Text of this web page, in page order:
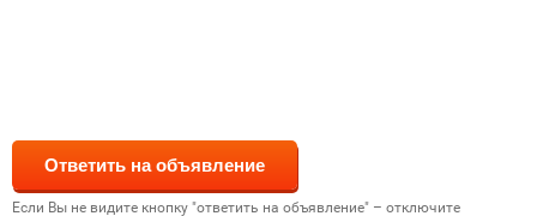
Если Вы не видите кнопку "ответить на объявление" – отключите